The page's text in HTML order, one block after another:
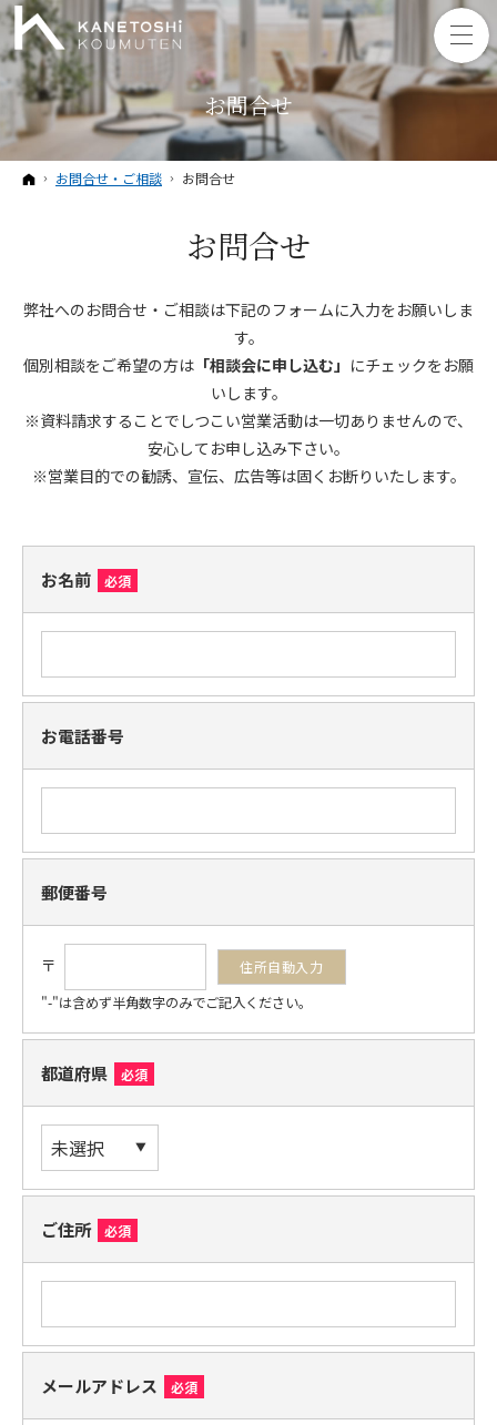
お問合せ
ホーム
お問合せ・ご相談 お問合せ
お問合せ
弊社へのお問合せ・ご相談は下記のフォームに入力をお願いしま
す。
個別相談をご希望の方は 「相談会に申し込む」 にチェックをお願
いします。
※資料請求することでしつこい営業活動は一切ありませんので、
安心してお申し込み下さい。
※営業目的での勧誘、宣伝、広告等は固くお断りいたします。
お名前 必須
お電話番号
郵便番号
〒
"-"は含めず半角数字のみでご記入ください。
都道府県 必須
ご住所 必須
メールアドレス 必須